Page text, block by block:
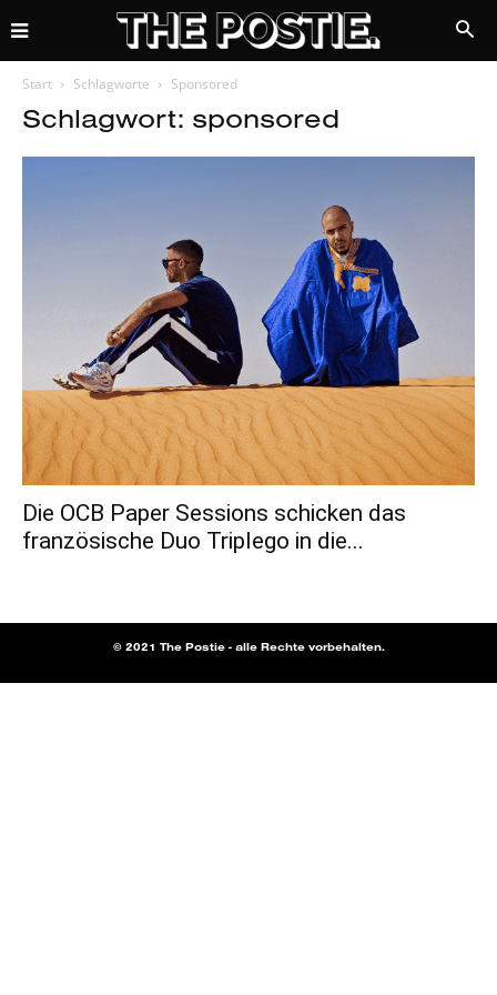
Start Schlagworte Sponsored
Schlagwort: sponsored
Die OCB Paper Sessions schicken das
französische Duo Triplego in die...
© 2021 The Postie - alle Rechte vorbehalten.